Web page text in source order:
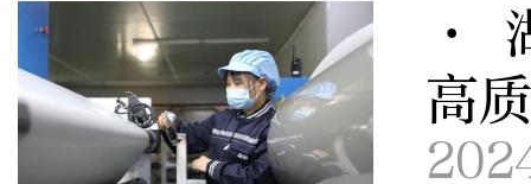
·
高